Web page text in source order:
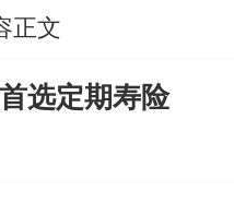
正文
选定期寿险